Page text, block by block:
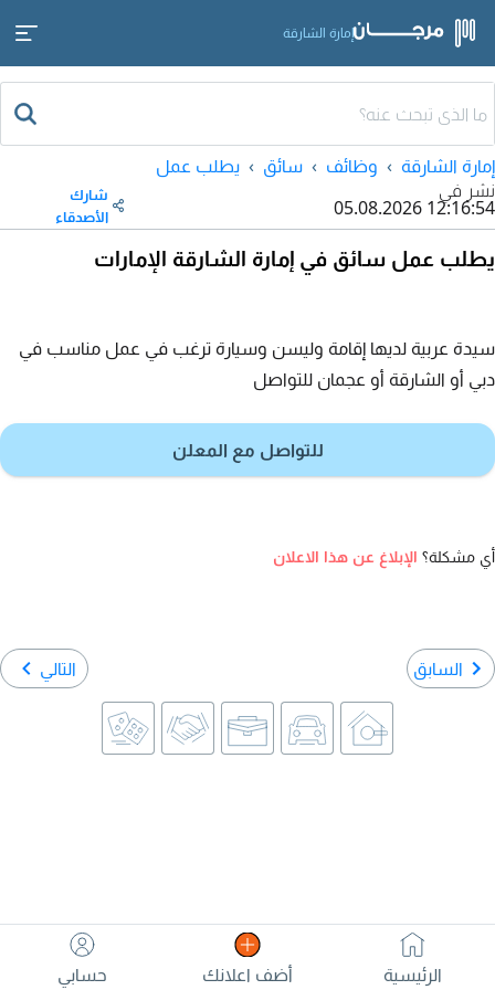
إمارة الشارقة
إمارة الشارقة وظائف سائق
يطلب عمل
نشر في
05.08.2026 12:16:54
شارك
الأصدقاء
يطلب عمل سائق في إمارة الشارقة الإمارات
سيدة عربية لديها إقامة وليسن وسيارة ترغب في عمل مناسب في
دبي أو الشارقة أو عجمان للتواصل
للتواصل مع المعلن
أي مشكلة؟ الإبلاغ عن هذا الاعلان
السابق التالي
الرئيسية أضف اعلانك حسابي